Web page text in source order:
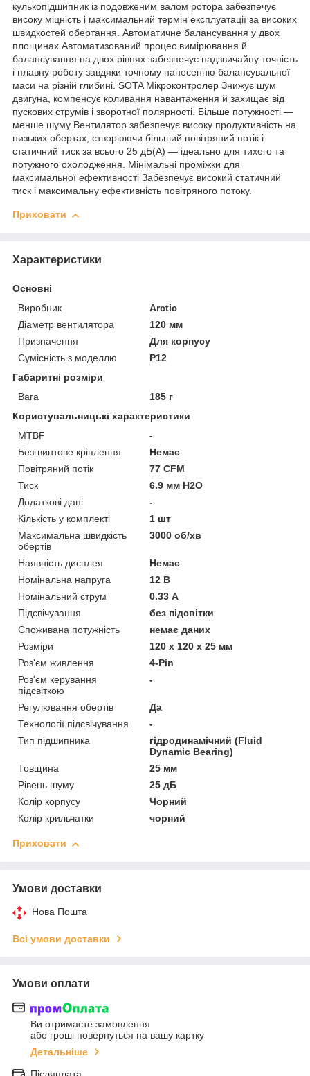
кулькопідшипник із подовженим валом ротора забезпечує
високу міцність і максимальний термін експлуатації за високих
швидкостей обертання. Автоматичне балансування у двох
площинах Автоматизований процес вимірювання й
балансування на двох рівнях забезпечує надзвичайну точність
і плавну роботу завдяки точному нанесенню балансувальної
маси на різній глибині. SOTA Мікроконтролер Знижує шум
двигуна, компенсує коливання навантаження й захищає від
пускових струмів і зворотної полярності. Більше потужності —
менше шуму Вентилятор забезпечує високу продуктивність на
низьких обертах, створюючи більший повітряний потік і
статичний тиск за всього 25 дБ(A) — ідеально для тихого та
потужного охолодження. Мінімальні проміжки для
максимальної ефективності Забезпечує високий статичний
тиск і максимальну ефективність повітряного потоку.
Приховати
Характеристики
Основні
Виробник
Arctic
Діаметр вентилятора
120 мм
Призначення
Для корпусу
Сумісність з моделлю
P12
Габаритні розміри
Вага
185 г
Користувальницькі характеристики
MTBF
-
Безгвинтове кріплення
Немає
Повітряний потік
77 CFM
Тиск
6.9 мм H2O
Додаткові дані
-
Кількість у комплекті
1 шт
Максимальна швидкість
обертів
3000 об/хв
Наявність дисплея
Немає
Номінальна напруга
12 В
Номінальний струм
0.33 А
Підсвічування
без підсвітки
Споживана потужність
немає даних
Розміри
120 х 120 х 25 мм
Роз'єм живлення
4-Pin
Роз'єм керування
підсвіткою
-
Регулювання обертів
Да
Технології підсвічування
-
Тип підшипника
гідродинамічний (Fluid
Dynamic Bearing)
Товщина
25 мм
Рівень шуму
25 дБ
Колір корпусу
Чорний
Колір крильчатки
чорний
Приховати
Умови доставки
Нова Пошта
Всі умови доставки
Умови оплати
Ви отримаєте замовлення
або гроші повернуться на вашу картку
Детальніше